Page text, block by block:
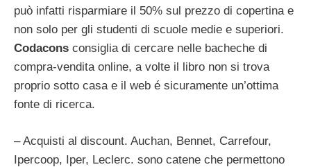
può infatti risparmiare il 50% sul prezzo di copertina e
non solo per gli studenti di scuole medie e superiori.
Codacons consiglia di cercare nelle bacheche di
compra-vendita online, a volte il libro non si trova
proprio sotto casa e il web é sicuramente un’ottima
fonte di ricerca.
– Acquisti al discount. Auchan, Bennet, Carrefour,
Ipercoop, Iper, Leclerc. sono catene che permettono